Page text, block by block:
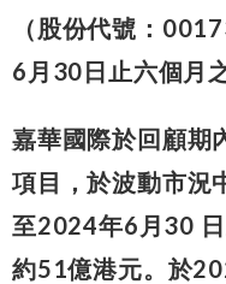
（股份代號：
6月30日止六個月
嘉華國際於回顧期
項目，於波動市況
至2024年6月30
約51億港元。於